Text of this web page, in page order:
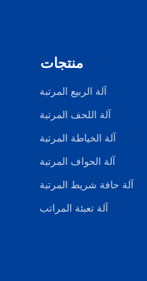
منتجات
آلة الربيع المرتبة
آلة اللحف المرتبة
آلة الخياطة المرتبة
آلة الحواف المرتبة
آلة حافة شريط المرتبة
آلة تعبئة المراتب